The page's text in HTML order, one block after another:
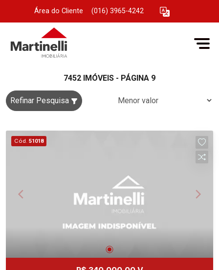
Área do Cliente (016) 3965-4242
7452 IMÓVEIS - PÁGINA 9
Refinar Pesquisa
Cód. 51018